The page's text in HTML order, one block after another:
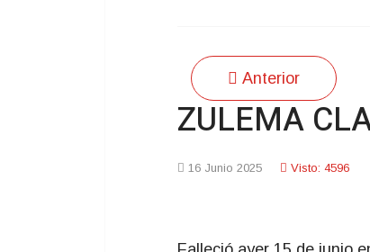
Anterior
ZULEMA
16 Junio 2025 Visto: 4596